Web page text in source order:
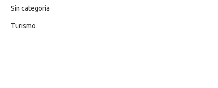
Sin categoría
Turismo